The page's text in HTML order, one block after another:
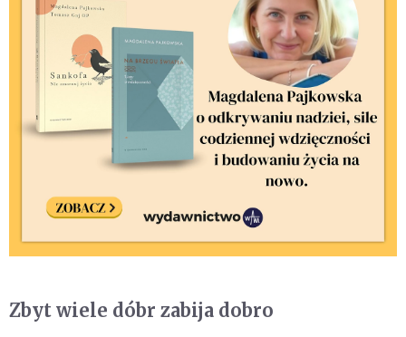
Zbyt wiele dóbr zabija dobro